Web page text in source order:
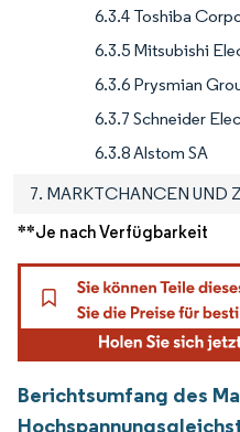
6.3.4 Toshiba
6.3.5 Mitsubishi
6.3.6 Prysmian
6.3.7 Schneider
6.3.8 Alstom SA
7. MARKTCHANCEN UND
**Je nach Verfügbarkeit
Berichtsumfang des